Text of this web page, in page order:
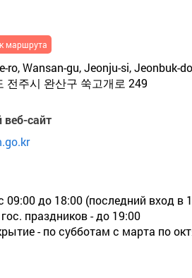
маршрута
ro, Wansan-gu, Jeonju-si,
전주시 완산구 쑥고개로 249
сайт
09:00 до 18:00 (последний вход в
праздников - до 19:00
- по субботам с марта по